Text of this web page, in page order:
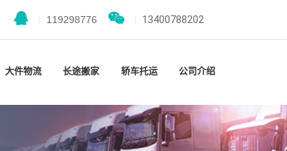
119298776 13400788202
大件物流 长途搬家 轿车托运 公司介绍